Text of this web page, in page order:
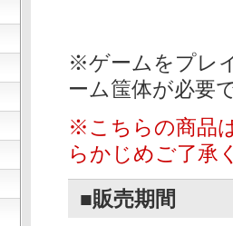
※ゲームをプレ
ーム筺体が必要
※こちらの商品
らかじめご了承
■販売期間